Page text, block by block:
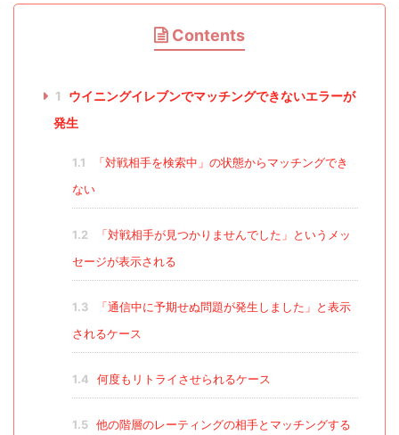
Contents
1
ウイニングイレブンでマッチングできないエラーが
発生
1.1
「対戦相手を検索中」の状態からマッチングでき
ない
1.2
「対戦相手が見つかりませんでした」というメッ
セージが表示される
1.3
「通信中に予期せぬ問題が発生しました」と表示
されるケース
1.4 何度もリトライさせられるケース
1.5
他の階層のレーティングの相手とマッチングする